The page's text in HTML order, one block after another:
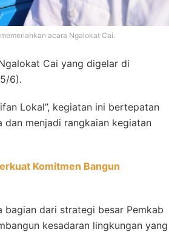
acara Ngalokat Cai.
Cai yang digelar di
6).
Lokal”, kegiatan ini bertepatan
dan menjadi rangkaian kegiatan
Komitmen Bangun
bagian dari strategi besar Pemkab
kesadaran lingkungan yang